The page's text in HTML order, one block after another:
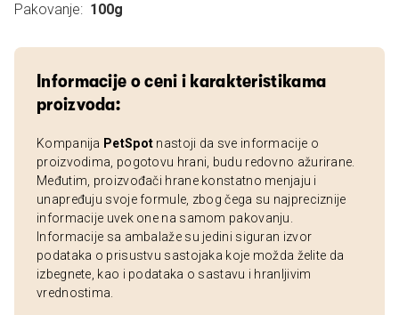
Pakovanje: 100g
Informacije o ceni i karakteristikama
proizvoda:
Kompanija PetSpot nastoji da sve informacije o
proizvodima, pogotovu hrani, budu redovno ažurirane.
Međutim, proizvođači hrane konstatno menjaju i
unapređuju svoje formule, zbog čega su najpreciznije
informacije uvek one na samom pakovanju.
Informacije sa ambalaže su jedini siguran izvor
podataka o prisustvu sastojaka koje možda želite da
izbegnete, kao i podataka o sastavu i hranljivim
vrednostima.